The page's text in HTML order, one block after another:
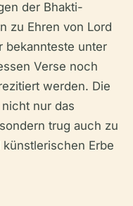
der Bhakti-
zu Ehren von Lord
bekannteste unter
Verse noch
werden. Die
nur das
trug auch zu
Erbe